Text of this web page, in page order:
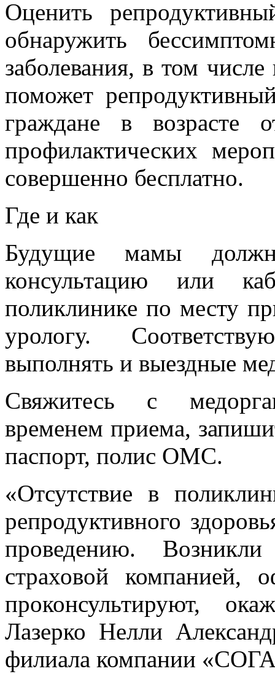
Оценить
обнаружить
заболевания, в том
поможет
граждане в
профилактических
совершенно бесплатно.
Где и как
Будущие мамы
консультацию или
поликлинике по месту
урологу.
выполнять и выездные
Свяжитесь с
временем приема,
паспорт, полис ОМС.
«Отсутствие в
репродуктивного
проведению.
страховой
проконсультируют,
Лазерко Нелли
филиала компании